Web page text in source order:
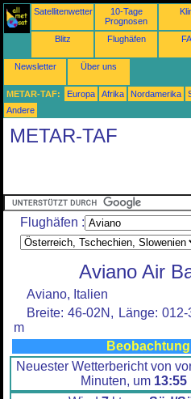
Satellitenwetter
10-Tage
Prognosen
Blitz Flughäfen
Newsletter Über uns
METAR-TAF: Europa Afrika Nordamerika
Andere
METAR-TAF
Flughäfen :
Aviano Air
Aviano, Italien
Breite: 46-02N, Länge:
m
Beobachtung
Neuester Wetterbericht von
Minuten, um 13:55